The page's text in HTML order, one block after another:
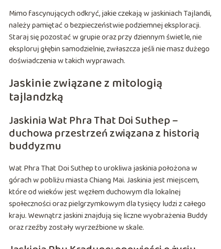
Mimo fascynujących odkryć, jakie czekają w jaskiniach Tajlandii,
należy pamiętać o bezpieczeństwie podziemnej eksploracji.
Staraj się pozostać w grupie oraz przy dziennym świetle, nie
eksploruj głębin samodzielnie, zwłaszcza jeśli nie masz dużego
doświadczenia w takich wyprawach.
Jaskinie związane z mitologią
tajlandzką
Jaskinia Wat Phra That Doi Suthep –
duchowa przestrzeń związana z historią
buddyzmu
Wat Phra That Doi Suthep to urokliwa jaskinia położona w
górach w pobliżu miasta Chiang Mai. Jaskinia jest miejscem,
które od wieków jest węzłem duchowym dla lokalnej
społeczności oraz pielgrzymkowym dla tysięcy ludzi z całego
kraju. Wewnątrz jaskini znajdują się liczne wyobrażenia Buddy
oraz rzeźby zostały wyrzeźbione w skale.